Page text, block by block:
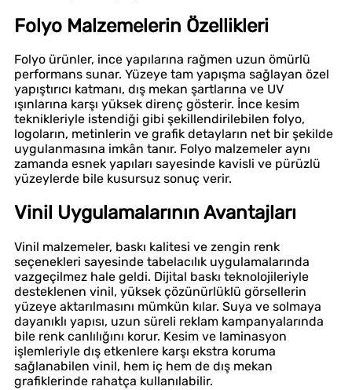
Folyo Malzemelerin Özellikleri
Folyo ürünler, ince yapılarına rağmen uzun ömürlü
performans sunar. Yüzeye tam yapışma sağlayan özel
yapıştırıcı katmanı, dış mekan şartlarına ve UV
ışınlarına karşı yüksek direnç gösterir. İnce kesim
teknikleriyle istendiği gibi şekillendirilebilen folyo,
logoların, metinlerin ve grafik detayların net bir şekilde
uygulanmasına imkân tanır. Folyo malzemeler aynı
zamanda esnek yapıları sayesinde kavisli ve pürüzlü
yüzeylerde bile kusursuz sonuç verir.
Vinil Uygulamalarının Avantajları
Vinil malzemeler, baskı kalitesi ve zengin renk
seçenekleri sayesinde tabelacılık uygulamalarında
vazgeçilmez hale geldi. Dijital baskı teknolojileriyle
desteklenen vinil, yüksek çözünürlüklü görsellerin
yüzeye aktarılmasını mümkün kılar. Suya ve solmaya
dayanıklı yapısı, uzun süreli reklam kampanyalarında
bile renk canlılığını korur. Kesim ve laminasyon
işlemleriyle dış etkenlere karşı ekstra koruma
sağlanabilen vinil, hem iç hem de dış mekan
grafiklerinde rahatça kullanılabilir.